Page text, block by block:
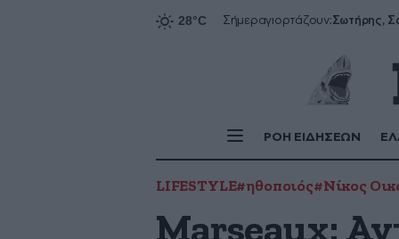
Σήμεραγιορτάζουν:
ΡΟΗ ΕΙΔΗΣΕΩΝ
LIFESTYLE#ηθοποιός#Νίκος